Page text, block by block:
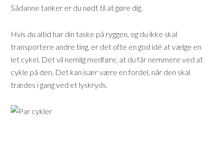
Sådanne tanker er du nødt til at gøre dig.
Hvis du altid har din taske på ryggen, og du ikke skal
transportere andre ting, er det ofte en god idé at vælge en
let cykel. Det vil nemlig medføre, at du får nemmere ved at
cykle på den. Det kan især være en fordel, når den skal
trædes i gang ved et lyskryds.